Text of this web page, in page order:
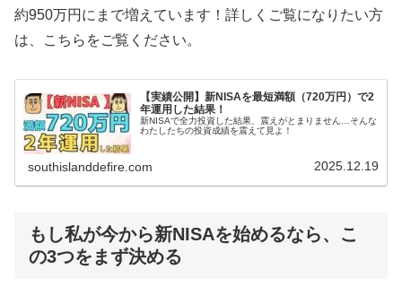
約950万円にまで増えています！詳しくご覧になりたい方
は、こちらをご覧ください。
【実績公開】新NISAを最短満額（720万円）で2
年運用した結果！
新NISAで全力投資した結果、震えがとまりません…そんな
わたしたちの投資成績を震えて見よ！
southislanddefire.com 2025.12.19
もし私が今から新NISAを始めるなら、こ
の3つをまず決める